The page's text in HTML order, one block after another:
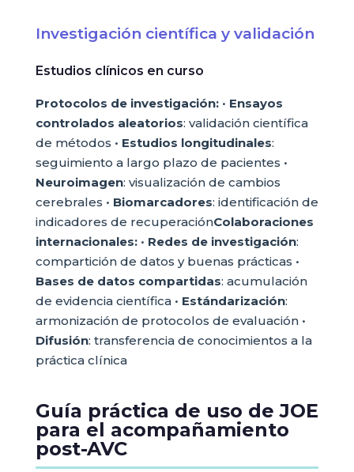
Investigación científica y validación
Estudios clínicos en curso
Protocolos de investigación:• Ensayos
controlados aleatorios: validación científica
de métodos • Estudios longitudinales:
seguimiento a largo plazo de pacientes •
Neuroimagen: visualización de cambios
cerebrales • Biomarcadores: identificación de
indicadores de recuperaciónColaboraciones
internacionales:• Redes de investigación:
compartición de datos y buenas prácticas •
Bases de datos compartidas: acumulación
de evidencia científica • Estándarización:
armonización de protocolos de evaluación •
Difusión: transferencia de conocimientos a la
práctica clínica
Guía práctica de uso de JOE
para el acompañamiento
post-AVC